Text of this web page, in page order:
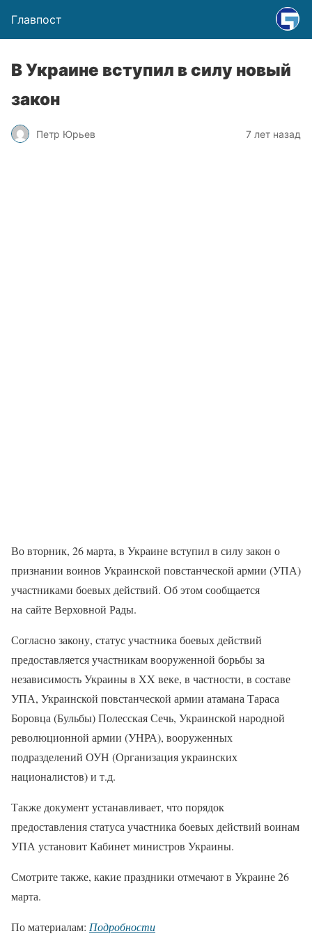
Главпост
В Украине вступил в силу новый
закон
Петр Юрьев 7 лет назад
Во вторник, 26 марта, в Украине вступил в силу закон о
признании воинов Украинской повстанческой армии (УПА)
участниками боевых действий. Об этом сообщается
на сайте Верховной Рады.
Согласно закону, статус участника боевых действий
предоставляется участникам вооруженной борьбы за
независимость Украины в XX веке, в частности, в составе
УПА, Украинской повстанческой армии атамана Тараса
Боровца (Бульбы) Полесская Сечь, Украинской народной
революционной армии (УНРА), вооруженных
подразделений ОУН (Организация украинских
националистов) и т.д.
Также документ устанавливает, что порядок
предоставления статуса участника боевых действий воинам
УПА установит Кабинет министров Украины.
Смотрите также, какие праздники отмечают в Украине 26
марта.
По материалам: Подробности